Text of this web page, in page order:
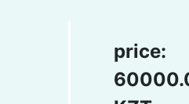
price: